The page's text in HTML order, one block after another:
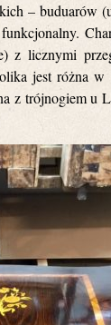
– buduarów
z licznymi
jest różna
z trójnogiem